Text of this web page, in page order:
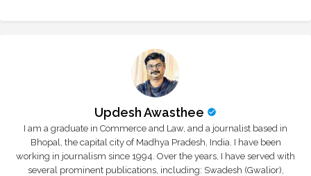
Updesh Awasthee
I am a graduate in Commerce and Law, and a journalist based in
Bhopal, the capital city of Madhya Pradesh, India. I have been
working in journalism since 1994. Over the years, I have served with
several prominent publications, including: Swadesh (Gwalior),